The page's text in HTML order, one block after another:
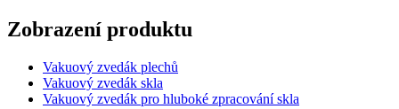
Zobrazení produktu
Vakuový zvedák plechů
Vakuový zvedák skla
Vakuový zvedák pro hluboké zpracování skla